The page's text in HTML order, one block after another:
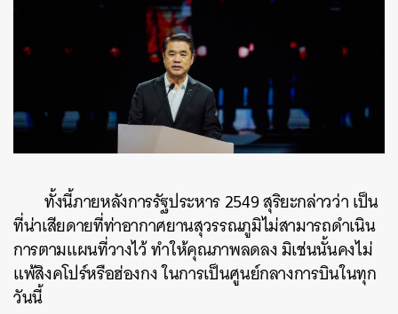
ทั้งนี้ภายหลังการรัฐประหาร 2549 สุริยะกล่าวว่า เป็น
ที่น่าเสียดายที่ท่าอากาศยานสุวรรณภูมิไม่สามารถดำเนิน
การตามแผนที่วางไว้ ทำให้คุณภาพลดลง มิเช่นนั้นคงไม่
แพ้สิงคโปร์หรือฮ่องกง ในการเป็นศูนย์กลางการบินในทุก
วันนี้